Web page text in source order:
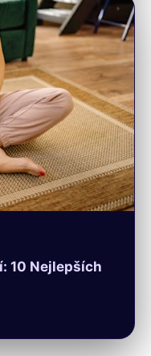
10 Nejlepších